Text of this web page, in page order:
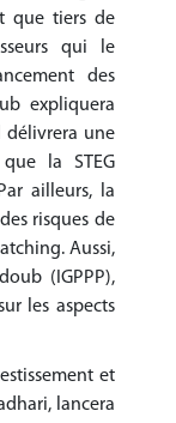
que tiers de
qui le
des
expliquera
délivrera une
la STEG
ailleurs, la
risques de
Aussi,
(IGPPP),
les aspects
et
lancera